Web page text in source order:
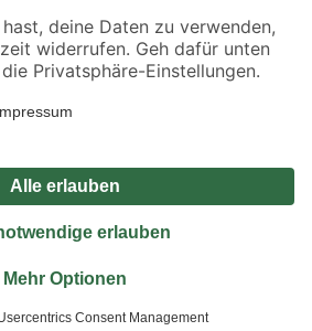
MwSt.. Die dargestellten Angebote sind unter
Die angegebenen Verfügbarkeiten beziehen
gilt nicht für Artikel mit Speditionsversand, hier
Impressum
Widerrufsrecht
Vertrag widerrufen